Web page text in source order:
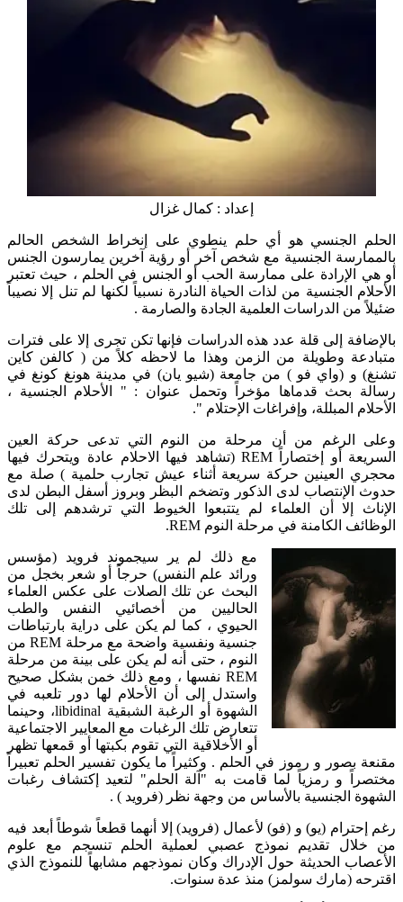
إعداد : كمال غزال
الحلم الجنسي هو أي حلم ينطوي على إنخراط الشخص الحالم
بالممارسة الجنسية مع شخص آخر أو رؤية آخرين يمارسون الجنس
أو هي الإرادة على ممارسة الحب أو الجنس في الحلم ، حيث تعتبر
الأحلام الجنسية من لذات الحياة النادرة نسبياً لكنها لم تنل إلا نصيباً
ضئيلاً من الدراسات العلمية الجادة والصارمة .
بالإضافة إلى قلة عدد هذه الدراسات فإنها تكن تجرى إلا على فترات
متبادعة وطويلة من الزمن وهذا ما لاحظه كلاً من ( كالفن كاين
تشنغ) و (واي فو ) من جامعة (شيو يان) في مدينة هونغ كونغ في
رسالة بحث قدماها مؤخراً وتحمل عنوان : " الأحلام الجنسية ،
الأحلام المبللة، وإفراغات الإحتلام ".
وعلى الرغم من أن مرحلة من النوم التي تدعى حركة العين
السريعة أو إختصاراً REM (تشاهد فيها الاحلام عادة ويتحرك فيها
محجري العينين حركة سريعة أثناء عيش تجارب حلمية ) صلة مع
حدوث الإنتصاب لدى الذكور وتضخم البظر وبروز أسفل البطن لدى
الإناث إلا أن العلماء لم يتتبعوا الخيوط التي ترشدهم إلى تلك
الوظائف الكامنة في مرحلة النوم REM.
مع ذلك لم ير سيجموند فرويد (مؤسس
ورائد علم النفس) حرجاً أو شعر بخجل من
البحث عن تلك الصلات على عكس العلماء
الحاليين من أخصائيي النفس والطب
الحيوي ، كما لم يكن على دراية بارتباطات
جنسية ونفسية واضحة مع مرحلة REM من
النوم ، حتى أنه لم يكن على بينة من مرحلة
REM نفسها ، ومع ذلك خمن بشكل صحيح
واستدل إلى أن الأحلام لها دور تلعبه في
الشهوة أو الرغبة الشبقية libidinal، وحينما
تتعارض تلك الرغبات مع المعايير الاجتماعية
أو الأخلاقية التي تقوم بكبتها أو قمعها تظهر
مقنعة بصور و رموز في الحلم . وكثيراً ما يكون تفسير الحلم تعبيراً
مختصراً و رمزياً لما قامت به "آلة الحلم" لتعيد إكتشاف رغبات
الشهوة الجنسية بالأساس من وجهة نظر (فرويد ) .
رغم إحترام (يو) و (فو) لأعمال (فرويد) إلا أنهما قطعاً شوطاً أبعد فيه
من خلال تقديم نموذج عصبي لعملية الحلم تنسجم مع علوم
الأعصاب الحديثة حول الإدراك وكان نموذجهم مشابهاً للنموذج الذي
اقترحه (مارك سولمز) منذ عدة سنوات.